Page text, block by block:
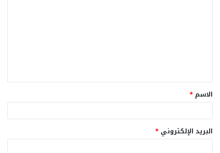
ق
*
الاسم *
البريد الإلكتروني *